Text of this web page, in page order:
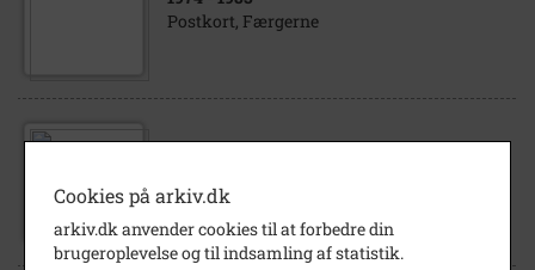
Postkort, Færgerne
Postkort, Færgerne
Cookies på arkiv.dk
arkiv.dk anvender cookies til at forbedre din
brugeroplevelse og til indsamling af statistik.